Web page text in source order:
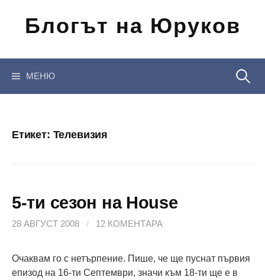
съдържанието
Блогът на Юруков
МЕНЮ
Етикет: Телевизия
5-ти сезон на House
28 АВГУСТ 2008 / 12 КОМЕНТАРА
Очаквам го с нетърпение. Пише, че ще пуснат първия
епизод на 16-ти Септември, значи към 18-ти ще е в